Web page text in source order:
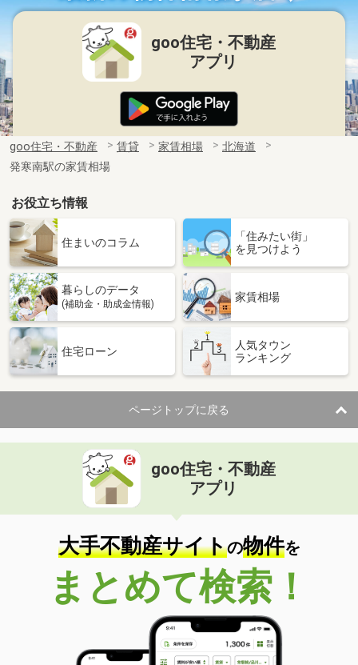
goo住宅・不動産
アプリ
goo住宅・不動産 賃貸 家賃相場
北海道
発寒南駅の家賃相場
お役立ち情報
住まいのコラム
「住みたい街」
を見つけよう
暮らしのデータ
(補助金・助成金情報)
家賃相場
住宅ローン
人気タウン
ランキング
ページトップに戻る
goo住宅・不動産
アプリ
大手不動産サイトの物件を
まとめて検索！